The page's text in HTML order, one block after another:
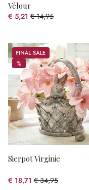
Vélour
€ 5,21 € 14,95
(65.15% gespart)
Sale
%
%
Sierpot Virginie
€ 18,71 € 34,95
(46.47% gespart)